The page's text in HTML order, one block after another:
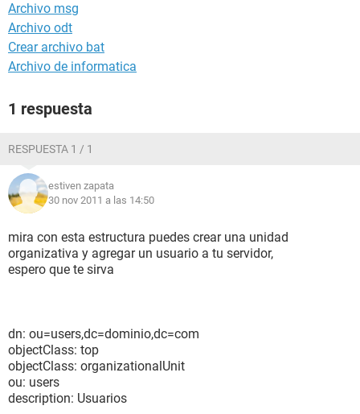
Archivo msg
Archivo odt
Crear archivo bat
Archivo de informatica
1 respuesta
RESPUESTA 1 / 1
estiven zapata
30 nov 2011 a las 14:50
mira con esta estructura puedes crear una unidad
organizativa y agregar un usuario a tu servidor,
espero que te sirva
dn: ou=users,dc=dominio,dc=com
objectClass: top
objectClass: organizationalUnit
ou: users
description: Usuarios